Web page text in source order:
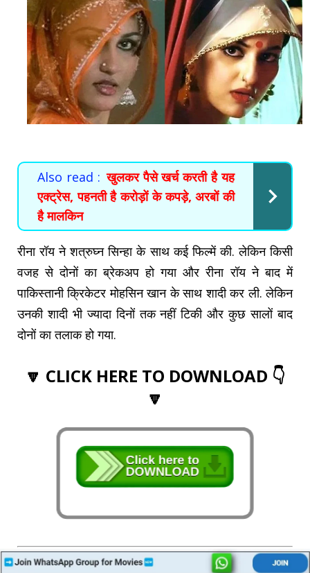
Also read : खुलकर पैसे खर्च करती है यह
एक्ट्रेस, पहनती है करोड़ों के कपड़े, अरबों की
है मालकिन
रीना रॉय ने शत्रुघ्न सिन्हा के साथ कई फिल्में की. लेकिन किसी
वजह से दोनों का ब्रेकअप हो गया और रीना रॉय ने बाद में
पाकिस्तानी क्रिकेटर मोहसिन खान के साथ शादी कर ली. लेकिन
उनकी शादी भी ज्यादा दिनों तक नहीं टिकी और कुछ सालों बाद
दोनों का तलाक हो गया.
🔽 CLICK HERE TO DOWNLOAD 👇
🔽